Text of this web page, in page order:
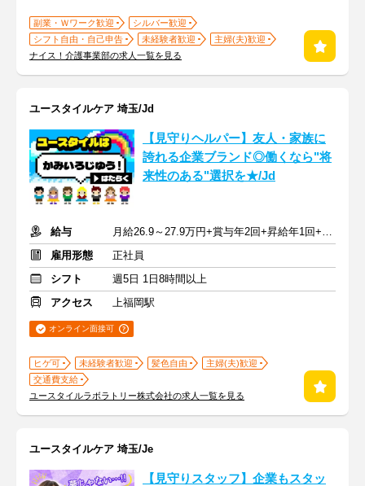
副業・Ｗワーク歓迎
シルバー歓迎
シフト自由・自己申告
未経験者歓迎
主婦(夫)歓迎
ナイス！介護事業部の求人一覧を見る
ユースタイルケア 埼玉/Jd
【見守りヘルパー】友人・家族に
誇れる企業ブランド◎働くなら"将
来性のある"選択を★/Jd
給与
月給26.9～27.9万円+賞与年2回+昇給年1回+交通費全額
雇用形態
正社員
シフト
週5日 1日8時間以上
アクセス
上福岡駅
オンライン面接可
ヒゲ可 未経験者歓迎 髪色自由
主婦(夫)歓迎
交通費支給
ユースタイルラボラトリー株式会社の求人一覧を見る
ユースタイルケア 埼玉/Je
【見守りスタッフ】企業もスタッ